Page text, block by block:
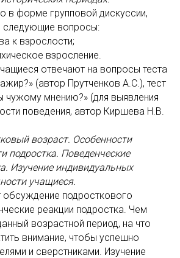
в форме групповой дискуссии,
следующие вопросы:
к взрослости;
взросление.
отвечают на вопросы теста
(автор Прутченков А.С.), тест
чужому мнению?» (для выявления
поведения, автор Киршева Н.В.
возраст. Особенности
подростка. Поведенческие
Изучение индивидуальных
учащиеся.
обсуждение подросткового
реакции подростка. Чем
возрастной период, на что
внимание, чтобы успешно
и сверстниками. Изучение